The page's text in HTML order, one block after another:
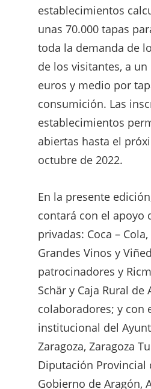
establecimientos
unas 70.000 tapas
toda la demanda de
de los visitantes, a
euros y medio por
consumición. Las
establecimientos
abiertas hasta el
octubre de 2022.
En la presente
contará con el apoyo
privadas: Coca –
Grandes Vinos y
patrocinadores y
Schär y Caja Rural de
colaboradores; y con
institucional del
Zaragoza, Zaragoza
Diputación Provincial
Gobierno de Aragón,